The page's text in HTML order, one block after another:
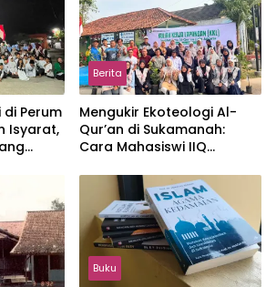
Perum
Isyarat,
Berita
Mengukir Ekoteologi Al-
Qur’an di Sukamanah:
Cara Mahasiswi IIQ
Jonggol
Buku